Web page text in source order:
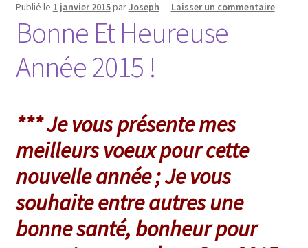
Publié le 1 janvier 2015parJoseph — Laisser un commentaire
Bonne Et Heureuse
Année 2015 !
*** Je vous présente mes
meilleurs voeux pour cette
nouvelle année ; Je vous
souhaite entre autres une
bonne santé, bonheur pour